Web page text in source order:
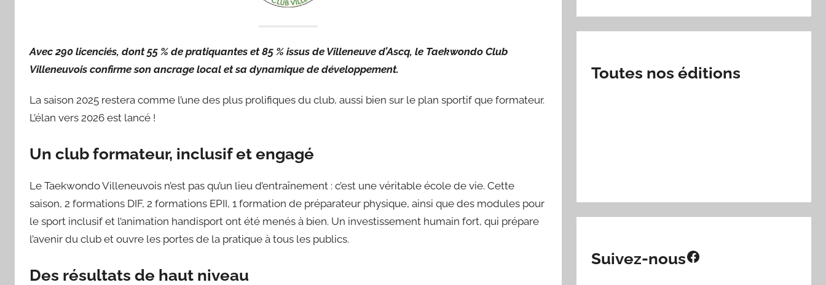
a
Avec 290 licenciés, dont 55 % de pratiquantes et 85 % issus de Villeneuve d’Ascq, le Taekwondo Club
Villeneuvois confirme son ancrage local et sa dynamique de développement.
La saison 2025 restera comme l’une des plus prolifiques du club, aussi bien sur le plan sportif que formateur.
L’élan vers 2026 est lancé !
Un club formateur, inclusif et engagé
Le Taekwondo Villeneuvois n’est pas qu’un lieu d’entraînement : c’est une véritable école de vie. Cette
saison, 2 formations DIF, 2 formations EPII, 1 formation de préparateur physique, ainsi que des modules pour
le sport inclusif et l’animation handisport ont été menés à bien. Un investissement humain fort, qui prépare
l’avenir du club et ouvre les portes de la pratique à tous les publics.
Des résultats de haut niveau
Toutes nos éditions
Suivez-nousFacebook